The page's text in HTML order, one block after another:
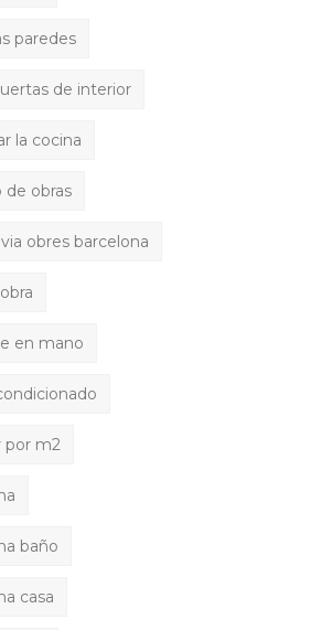
paredes
de interior
la cocina
de obras
obres barcelona
en mano
por m2
baño
casa